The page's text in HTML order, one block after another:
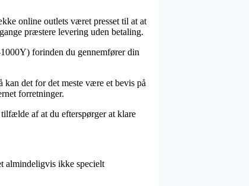
online outlets været presset til at at
præstere levering uden betaling.
forinden du gennemfører din
det for det meste være et bevis på
forretninger.
af at du efterspørger at klare
almindeligvis ikke specielt